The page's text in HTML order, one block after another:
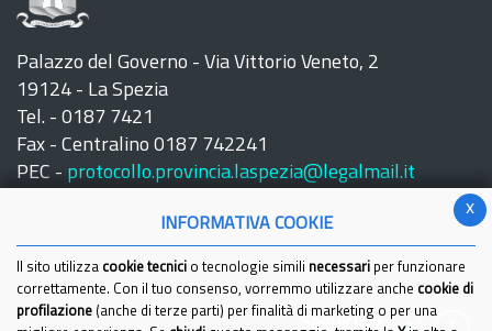
Palazzo del Governo - Via Vittorio Veneto, 2
19124 - La Spezia
Tel. - 0187 7421
Fax - Centralino 0187 742241
PEC - protocollo.provincia.laspezia@legalmail.it
Seguici su:
x
INFORMATIVA COOKIE
Il sito utilizza cookie tecnici o tecnologie simili necessari per funzionare
correttamente. Con il tuo consenso, vorremmo utilizzare anche cookie di
profilazione (anche di terze parti) per finalità di marketing o per una